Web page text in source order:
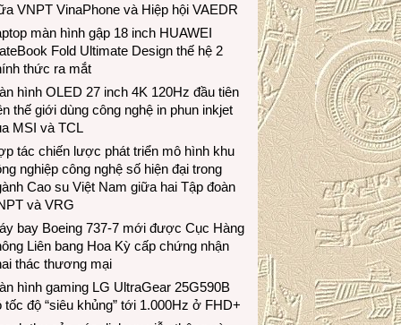
VNPT VinaPhone và Hiệp hội VAEDR
màn hình gập 18 inch HUAWEI
Fold Ultimate Design thế hệ 2
thức ra mắt
hình OLED 27 inch 4K 120Hz đầu tiên
thế giới dùng công nghệ in phun inkjet
MSI và TCL
tác chiến lược phát triển mô hình khu
nghiệp công nghệ số hiện đại trong
Cao su Việt Nam giữa hai Tập đoàn
và VRG
bay Boeing 737-7 mới được Cục Hàng
Liên bang Hoa Kỳ cấp chứng nhận
thác thương mại
hình gaming LG UltraGear 25G590B
tốc độ “siêu khủng” tới 1.000Hz ở FHD+